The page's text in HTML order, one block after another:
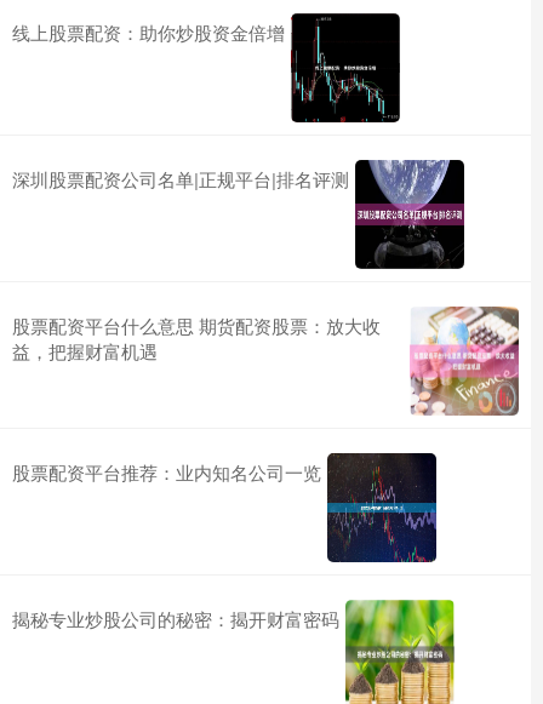
线上股票配资：助你炒股资金倍增
深圳股票配资公司名单|正规平台|排名评测
股票配资平台什么意思 期货配资股票：放大收
益，把握财富机遇
股票配资平台推荐：业内知名公司一览
揭秘专业炒股公司的秘密：揭开财富密码